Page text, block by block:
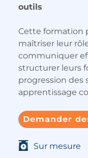
outils
Cette formation
maîtriser leur
communiquer
structurer leurs
progression des
apprentissage
Demander
Sur mesure